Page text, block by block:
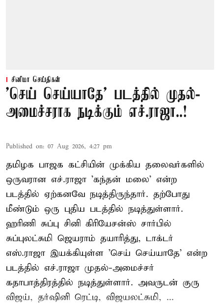
சினிமா செய்திகள்
'செய் செய்யாதே' படத்தில் முதல்-
அமைச்சராக நடிக்கும் எச்.ராஜா..!
Published on: 07 Aug 2026, 4:27 pm
தமிழக பாஜக கட்சியின் முக்கிய தலைவர்களில்
ஒருவரான எச்.ராஜா 'கந்தன் மலை' என்ற
படத்தில் ஏற்கனவே நடித்திருந்தார். தற்போது
மீண்டும் ஒரு புதிய படத்தில் நடித்துள்ளார்.
ஹரிணி சுப்பு சினி கிரியேசன்ஸ் சார்பில்
சுப்புலட்சுமி ஜெயராம் தயாரித்து, டாக்டர்
எஸ்.ராஜா இயக்கியுள்ள 'செய் செய்யாதே' என்ற
படத்தில் எச்.ராஜா முதல்-அமைச்சர்
கதாபாத்திரத்தில் நடித்துள்ளார். அவருடன் குரு
விஜய், தர்ஷினி ரெட்டி, விஜயலட்சுமி, ...